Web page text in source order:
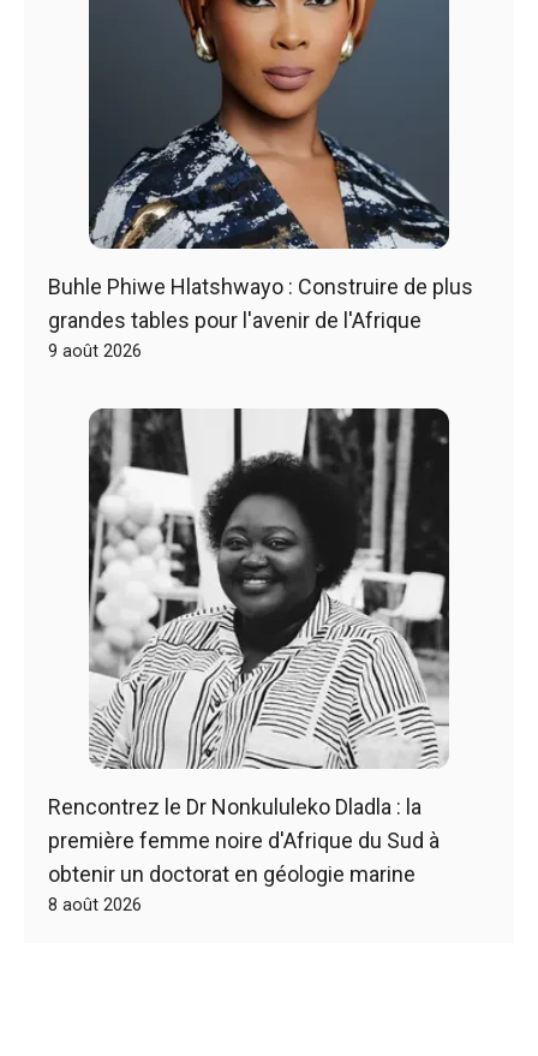
Buhle Phiwe Hlatshwayo : Construire de plus
grandes tables pour l'avenir de l'Afrique
9 août 2026
Rencontrez le Dr Nonkululeko Dladla : la
première femme noire d'Afrique du Sud à
obtenir un doctorat en géologie marine
8 août 2026